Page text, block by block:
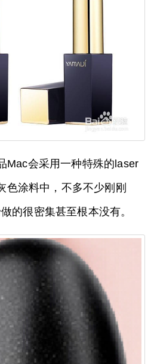
Mac会采用一种特殊的laser
色涂料中，不多不少刚刚
的很密集甚至根本没有。